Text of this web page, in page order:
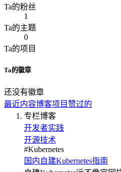
Ta的粉丝
1
Ta的主题
0
Ta的项目
Ta的徽章
还没有徽章
最近内容博客项目赞过的
专栏博客
开发者实践
开源技术
#Kubernetes
国内自建Kubernetes指南